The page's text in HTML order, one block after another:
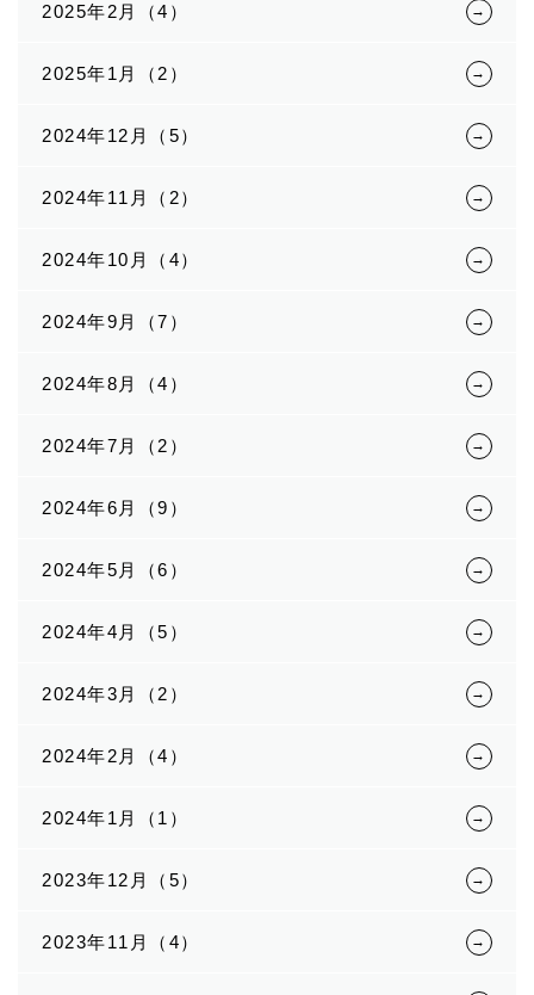
2025年2月（4）
2025年1月（2）
2024年12月（5）
2024年11月（2）
2024年10月（4）
2024年9月（7）
2024年8月（4）
2024年7月（2）
2024年6月（9）
2024年5月（6）
2024年4月（5）
2024年3月（2）
2024年2月（4）
2024年1月（1）
2023年12月（5）
2023年11月（4）